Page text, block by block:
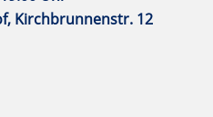
Kirchbrunnenstr. 12